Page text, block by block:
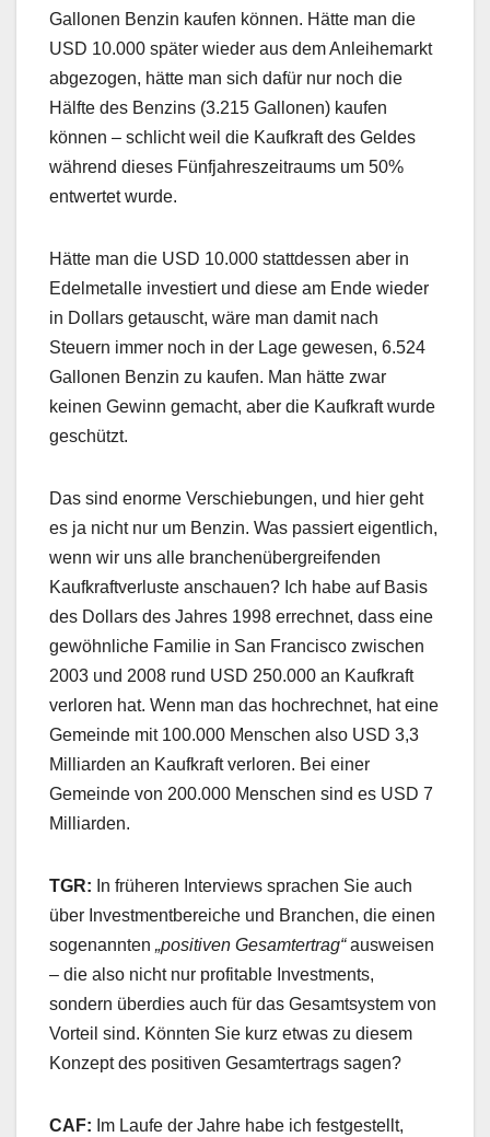
Gallonen Benzin kaufen können. Hätte man die
USD 10.000 später wieder aus dem Anleihemarkt
abgezogen, hätte man sich dafür nur noch die
Hälfte des Benzins (3.215 Gallonen) kaufen
können – schlicht weil die Kaufkraft des Geldes
während dieses Fünfjahreszeitraums um 50%
entwertet wurde.
Hätte man die USD 10.000 stattdessen aber in
Edelmetalle investiert und diese am Ende wieder
in Dollars getauscht, wäre man damit nach
Steuern immer noch in der Lage gewesen, 6.524
Gallonen Benzin zu kaufen. Man hätte zwar
keinen Gewinn gemacht, aber die Kaufkraft wurde
geschützt.
Das sind enorme Verschiebungen, und hier geht
es ja nicht nur um Benzin. Was passiert eigentlich,
wenn wir uns alle branchenübergreifenden
Kaufkraftverluste anschauen? Ich habe auf Basis
des Dollars des Jahres 1998 errechnet, dass eine
gewöhnliche Familie in San Francisco zwischen
2003 und 2008 rund USD 250.000 an Kaufkraft
verloren hat. Wenn man das hochrechnet, hat eine
Gemeinde mit 100.000 Menschen also USD 3,3
Milliarden an Kaufkraft verloren. Bei einer
Gemeinde von 200.000 Menschen sind es USD 7
Milliarden.
TGR: In früheren Interviews sprachen Sie auch
über Investmentbereiche und Branchen, die einen
sogenannten „positiven Gesamtertrag“ausweisen
– die also nicht nur profitable Investments,
sondern überdies auch für das Gesamtsystem von
Vorteil sind. Könnten Sie kurz etwas zu diesem
Konzept des positiven Gesamtertrags sagen?
CAF: Im Laufe der Jahre habe ich festgestellt,